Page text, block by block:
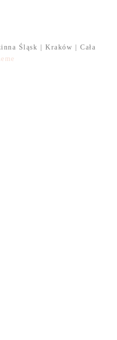
Śląsk | Kraków | Cała